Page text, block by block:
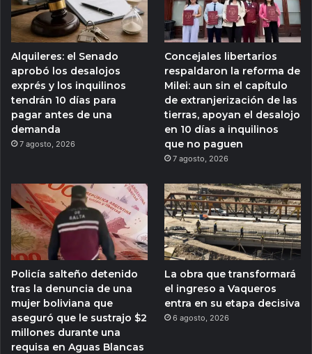
Alquileres: el Senado
aprobó los desalojos
exprés y los inquilinos
tendrán 10 días para
pagar antes de una
demanda
7 agosto, 2026
Concejales libertarios
respaldaron la reforma de
Milei: aun sin el capítulo
de extranjerización de las
tierras, apoyan el desalojo
en 10 días a inquilinos
que no paguen
7 agosto, 2026
Policía salteño detenido
tras la denuncia de una
mujer boliviana que
aseguró que le sustrajo $2
millones durante una
requisa en Aguas Blancas
La obra que transformará
el ingreso a Vaqueros
entra en su etapa decisiva
6 agosto, 2026